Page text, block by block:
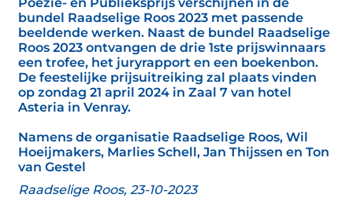
bundel Raadselige Roos 2023 met passende
beeldende werken. Naast de bundel Raadselige
Roos 2023 ontvangen de drie 1ste prijswinnaars
een trofee, het juryrapport en een boekenbon.
De feestelijke prijsuitreiking zal plaats vinden
op zondag 21 april 2024 in Zaal 7 van hotel
Asteria in Venray.
Namens de organisatie Raadselige Roos, Wil
Hoeijmakers, Marlies Schell, Jan Thijssen en Ton
van Gestel
Raadselige Roos, 23-10-2023